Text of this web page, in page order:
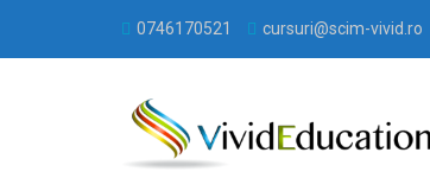
0746170521 cursuri@scim-vivid.ro